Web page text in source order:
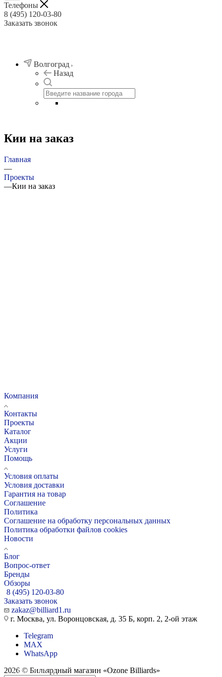
Телефоны
8 (495) 120-03-80
Заказать звонок
Волгоград
Назад
Кии на заказ
Главная
—
Проекты
—Кии на заказ
Кии на заказ
Компания
Контакты
Проекты
Каталог
Акции
Услуги
Помощь
Условия оплаты
Условия доставки
Гарантия на товар
Соглашение
Политика
Соглашение на обработку персональных данных
Политика обработки файлов cookies
Новости
Блог
Вопрос-ответ
Бренды
Обзоры
8 (495) 120-03-80
Заказать звонок
zakaz@billiard1.ru
г. Москва, ул. Воронцовская, д. 35 Б, корп. 2, 2-ой этаж
Telegram
MAX
WhatsApp
2026 © Бильярдный магазин «Ozone Billiards»